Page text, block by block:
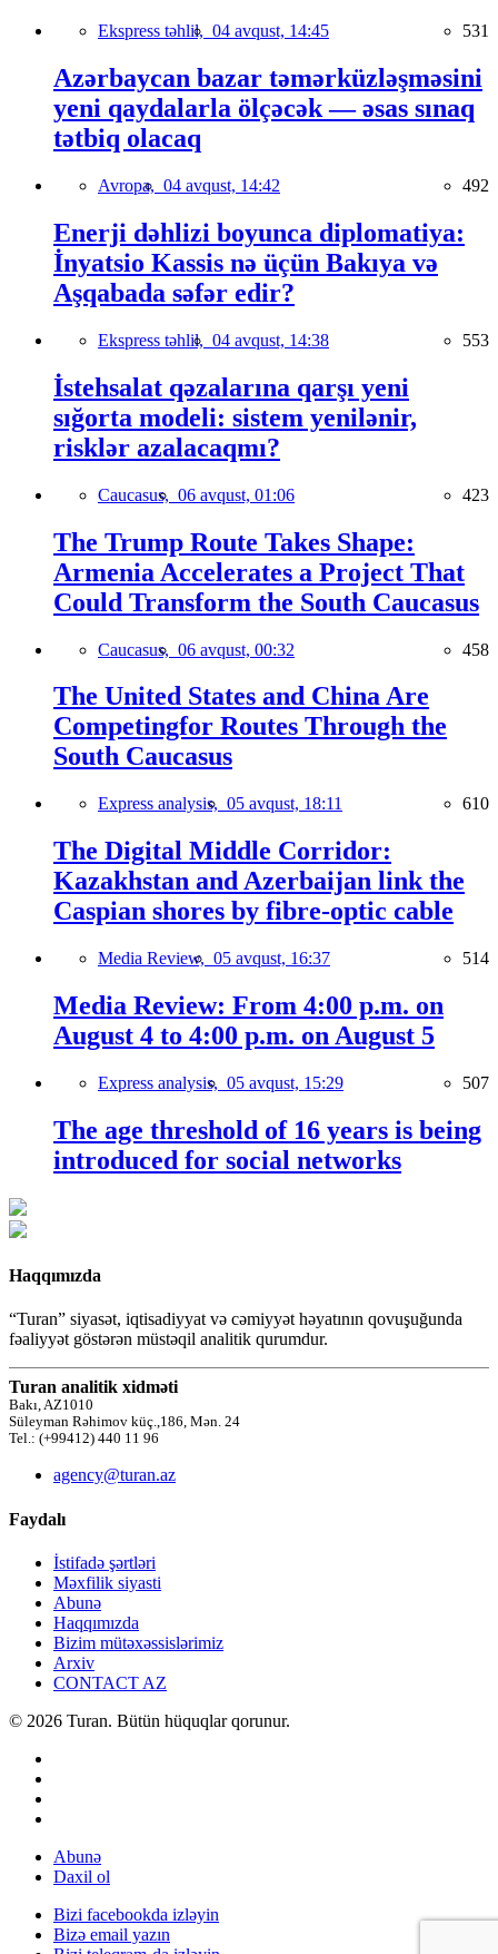
Ekspress təhlil, 04 avqust, 14:45 531
Azərbaycan bazar təmərküzləşməsini
yeni qaydalarla ölçəcək — əsas sınaq
tətbiq olacaq
Avropa, 04 avqust, 14:42 492
Enerji dəhlizi boyunca diplomatiya:
İnyatsio Kassis nə üçün Bakıya və
Aşqabada səfər edir?
Ekspress təhlil, 04 avqust, 14:38 553
İstehsalat qəzalarına qarşı yeni
sığorta modeli: sistem yenilənir,
risklər azalacaqmı?
Caucasus, 06 avqust, 01:06 423
The Trump Route Takes Shape:
Armenia Accelerates a Project That
Could Transform the South Caucasus
Caucasus, 06 avqust, 00:32 458
The United States and China Are
Competingfor Routes Through the
South Caucasus
Express analysis, 05 avqust, 18:11 610
The Digital Middle Corridor:
Kazakhstan and Azerbaijan link the
Caspian shores by fibre-optic cable
Media Review, 05 avqust, 16:37 514
Media Review: From 4:00 p.m. on
August 4 to 4:00 p.m. on August 5
Express analysis, 05 avqust, 15:29 507
The age threshold of 16 years is being
introduced for social networks
Haqqımızda
“Turan” siyasət, iqtisadiyyat və cəmiyyət həyatının qovuşuğunda
fəaliyyət göstərən müstəqil analitik qurumdur.
Turan analitik xidməti
Bakı, AZ1010
Süleyman Rəhimov küç.,186, Mən. 24
Tel.: (+99412) 440 11 96
agency@turan.az
Faydalı
İstifadə şərtləri
Məxfilik siyasti
Abunə
Haqqımızda
Bizim mütəxəssislərimiz
Arxiv
CONTACT AZ
© 2026 Turan. Bütün hüquqlar qorunur.
Abunə
Daxil ol
Bizi facebookda izləyin
Bizə email yazın